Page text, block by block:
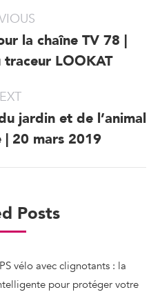
Previous
post:
la chaîne TV 78 |
LOOKAT
Next
post:
jardin et de l’animal
20 mars 2019
Posts
vélo avec clignotants : la
pour protéger votre